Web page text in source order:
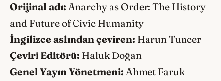
Orijinal adı: Anarchy as Order: The History
and Future of Civic Humanity
İngilizce aslından çeviren: Harun Tuncer
Çeviri Editörü: Haluk Doğan
Genel Yayın Yönetmeni: Ahmet Faruk